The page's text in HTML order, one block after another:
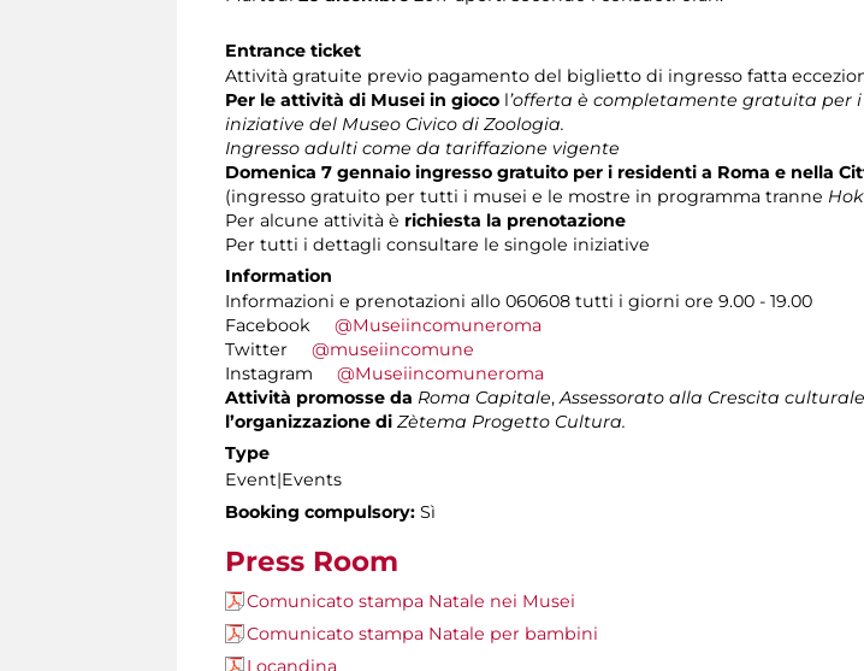
Entrance ticket
Attività gratuite previo pagamento del biglietto di ingresso fatta
Per le attività di Musei in gioco l’offerta è completamente gratuita per
iniziative del Museo Civico di Zoologia.
Ingresso adulti come da tariffazione vigente
Domenica 7 gennaio ingresso gratuito per i residenti a Roma e nella
(ingresso gratuito per tutti i musei e le mostre in programma tranne
Per alcune attività è richiesta la prenotazione
Per tutti i dettagli consultare le singole iniziative
Information
Informazioni e prenotazioni allo 060608 tutti i giorni ore 9.00 - 19.00
Facebook @Museiincomuneroma
Twitter @museiincomune
Instagram @Museiincomuneroma
Attività promosse da Roma Capitale,Assessorato alla Crescita
l’organizzazione di Zètema Progetto Cultura.
Type
Event|Events
Booking compulsory: Sì
Press Room
Comunicato stampa Natale nei Musei
Comunicato stampa Natale per bambini
Locandina